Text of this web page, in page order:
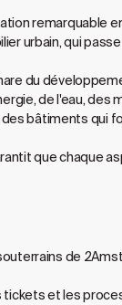
remarquable
urbain, qui
du
de l'eau, des
bâtiments qui
que chaque
de
et les